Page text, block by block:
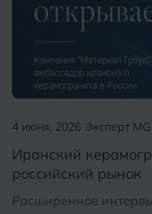
4 июня, 2026 Эксперт
Иранский
российский рынок
Расширенное